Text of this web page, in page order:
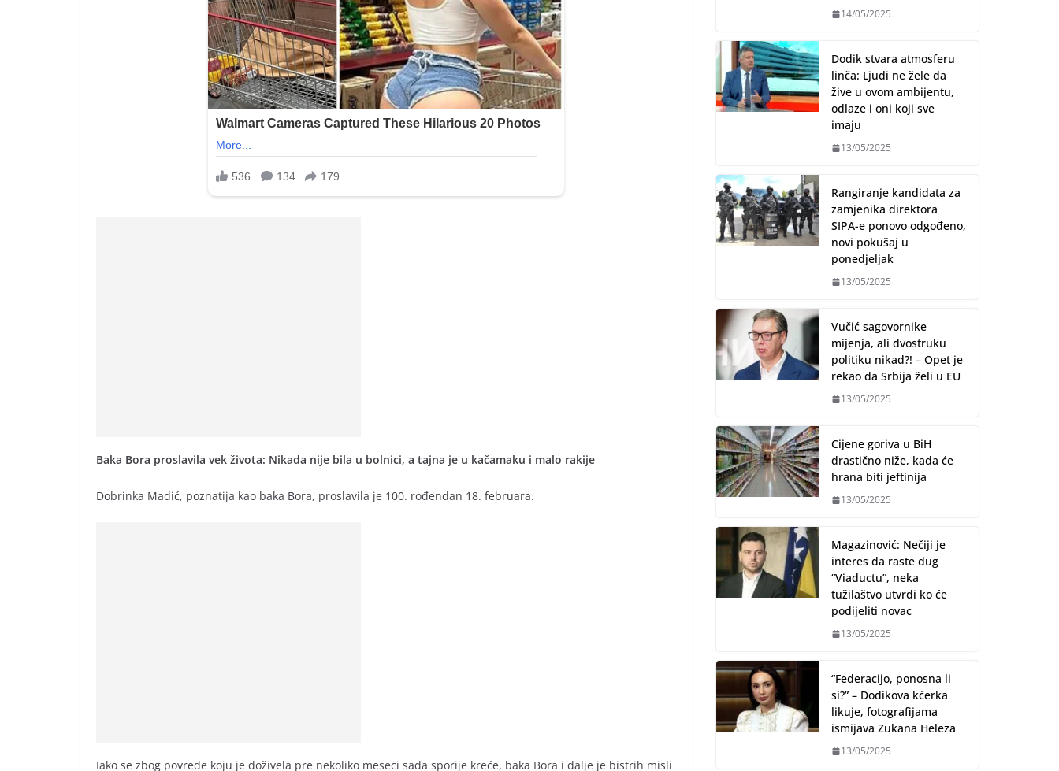
Baka Bora proslavila vek života: Nikada nije bila u bolnici, a tajna je u kačamaku i malo rakije
Dobrinka Madić, poznatija kao baka Bora, proslavila je 100. rođendan 18. februara.
Iako se zbog povrede koju je doživela pre nekoliko meseci sada sporije kreće, baka Bora i dalje je bistrih misli
14/05/2025
Dodik stvara atmosferu
linča: Ljudi ne žele da
žive u ovom ambijentu,
odlaze i oni koji sve
imaju
13/05/2025
Rangiranje kandidata za
zamjenika direktora
SIPA-e ponovo odgođeno,
novi pokušaj u
ponedjeljak
13/05/2025
Vučić sagovornike
mijenja, ali dvostruku
politiku nikad?! – Opet je
rekao da Srbija želi u EU
13/05/2025
Cijene goriva u BiH
drastično niže, kada će
hrana biti jeftinija
13/05/2025
Magazinović: Nečiji je
interes da raste dug
“Viaductu”, neka
tužilaštvo utvrdi ko će
podijeliti novac
13/05/2025
“Federacijo, ponosna li
si?” – Dodikova kćerka
likuje, fotografijama
ismijava Zukana Heleza
13/05/2025